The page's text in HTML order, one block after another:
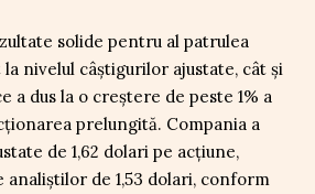
solide pentru al patrulea
nivelul câștigurilor ajustate, cât și
a dus la o creștere de peste 1% a
prelungită. Compania a
de 1,62 dolari pe acțiune,
analiștilor de 1,53 dolari, conform